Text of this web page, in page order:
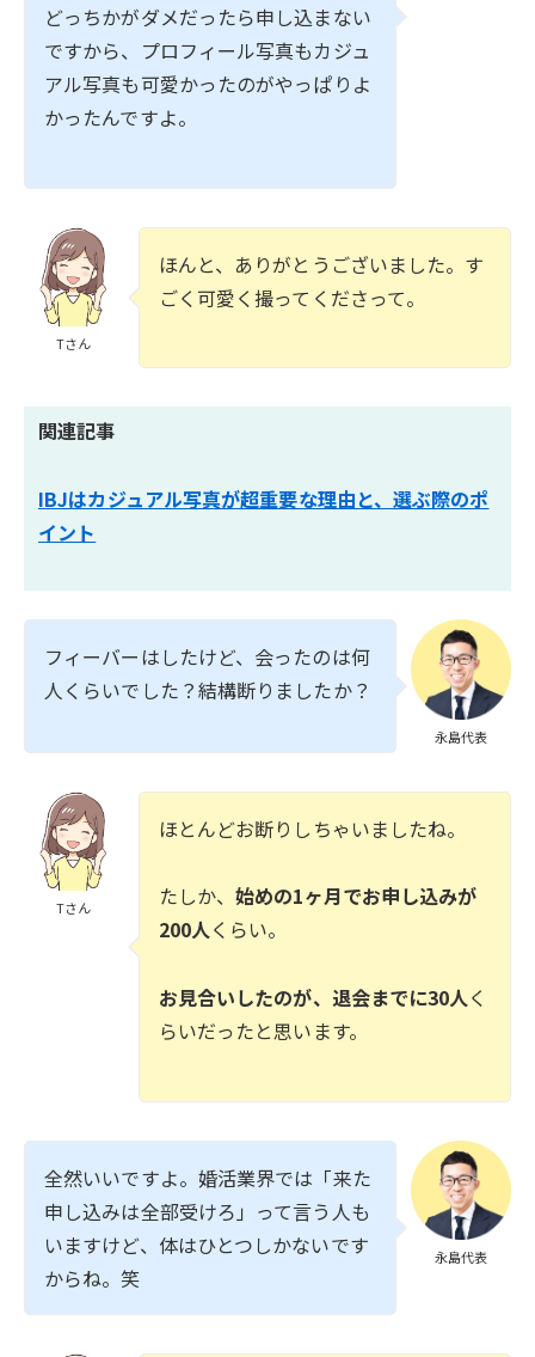
どっちかがダメだったら申し込まない
ですから、プロフィール写真もカジュ
アル写真も可愛かったのがやっぱりよ
かったんですよ。
Tさん
ほんと、ありがとうございました。す
ごく可愛く撮ってくださって。
関連記事
IBJはカジュアル写真が超重要な理由と、選ぶ際のポ
イント
永島代表
フィーバーはしたけど、会ったのは何
人くらいでした？結構断りましたか？
Tさん
ほとんどお断りしちゃいましたね。
たしか、始めの1ヶ月でお申し込みが
200人くらい。
お見合いしたのが、退会までに30人く
らいだったと思います。
永島代表
全然いいですよ。婚活業界では「来た
申し込みは全部受けろ」って言う人も
いますけど、体はひとつしかないです
からね。笑